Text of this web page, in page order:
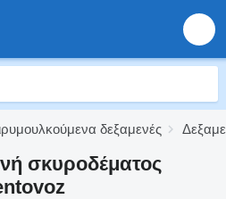
δεξαμενές
σκυροδέματος